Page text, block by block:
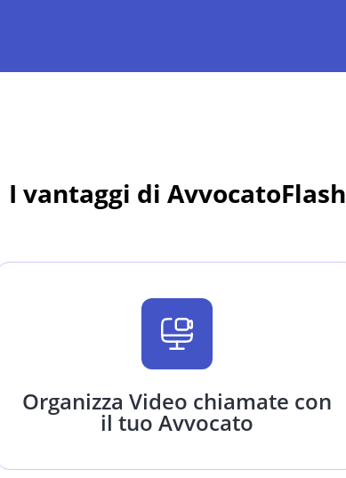
I vantaggi di AvvocatoFlash
Organizza Video chiamate con
il tuo Avvocato